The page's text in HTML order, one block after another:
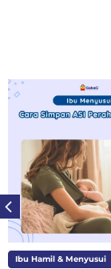
Ibu Hamil & Menyusui